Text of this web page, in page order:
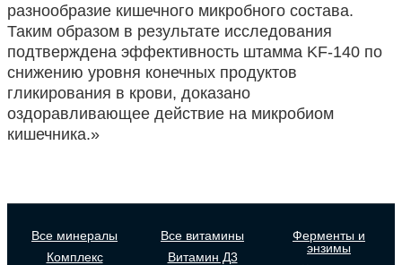
разнообразие кишечного микробного состава.
Таким образом в результате исследования
подтверждена эффективность штамма KF-140 по
снижению уровня конечных продуктов
гликирования в крови, доказано
оздоравливающее действие на микробиом
кишечника.»
Все минералы
Комплекс
Все витамины
Витамин Д3
Ферменты и
энзимы